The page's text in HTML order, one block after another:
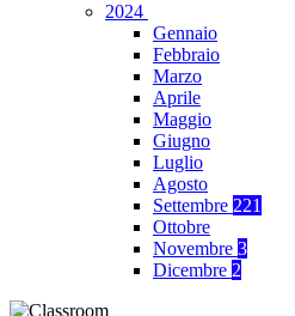
2024
Gennaio
Febbraio
Marzo
Aprile
Maggio
Giugno
Luglio
Agosto
Settembre 221
Ottobre
Novembre 3
Dicembre 2